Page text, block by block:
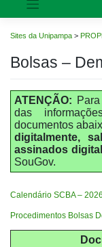
Sites da Unipampa >
Bolsas –
ATENÇÃO:
das
documentos
digitalmente,
assinados
SouGov.
Calendário SCBA – 2026
Procedimentos Bolsas